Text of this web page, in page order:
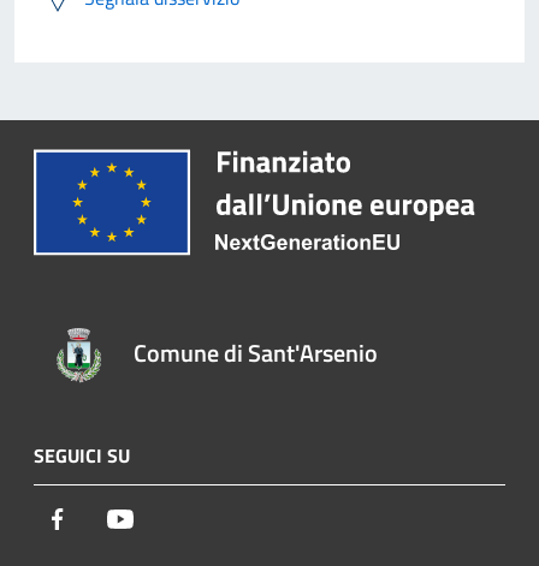
Comune di Sant'Arsenio
SEGUICI SU
Facebook